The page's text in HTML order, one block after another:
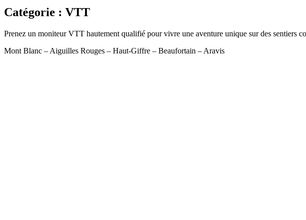
Catégorie : VTT
Prenez un moniteur VTT hautement qualifié pour vivre une aventure unique sur des sentiers
Mont Blanc – Aiguilles Rouges – Haut-Giffre – Beaufortain – Aravis